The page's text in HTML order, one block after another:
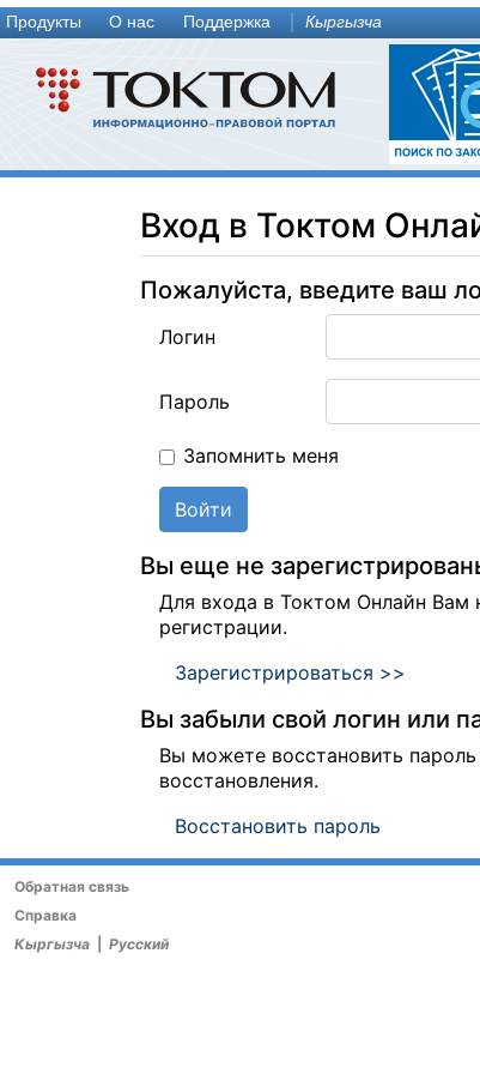
Продукты О нас Поддержка Кыргызча
Вход в Токтом
Пожалуйста, введите ваш
Логин
Пароль
Запомнить меня
Войти
Вы еще не
Для входа в Токтом Онлайн Вам
регистрации.
Зарегистрироваться >>
Вы забыли свой логин или
Вы можете восстановить
восстановления.
Восстановить пароль
Обратная связь
Справка
Кыргызча
Русский